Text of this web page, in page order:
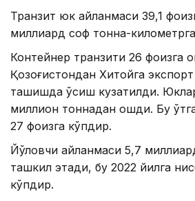
Транзит юк айланмаси 39,1
миллиард соф тонна-
Контейнер транзити 26 фоизга
Қозоғистондан Хитойга
ташишда ўсиш кузатилди.
миллион тоннадан ошди. Бу
27 фоизга кўпдир.
Йўловчи айланмаси 5,7
ташкил этади, бу 2022 йилга
кўпдир.